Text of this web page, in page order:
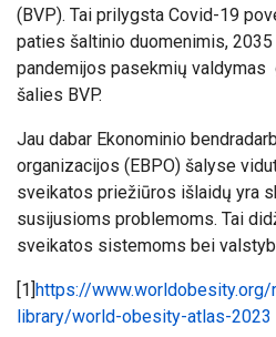
(BVP). Tai prilygsta Covid-19
paties šaltinio duomenimis,
pandemijos pasekmių valdymas
šalies BVP.
Jau dabar Ekonominio
organizacijos (EBPO) šalyse
sveikatos priežiūros išlaidų yra
susijusioms problemoms. Tai
sveikatos sistemoms bei
[1]https://
library/world-obesity-atlas-2023